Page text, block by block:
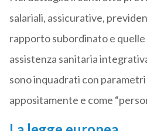
salariali, assicurative,
rapporto subordinato e
assistenza sanitaria
sono inquadrati con
appositamente e come